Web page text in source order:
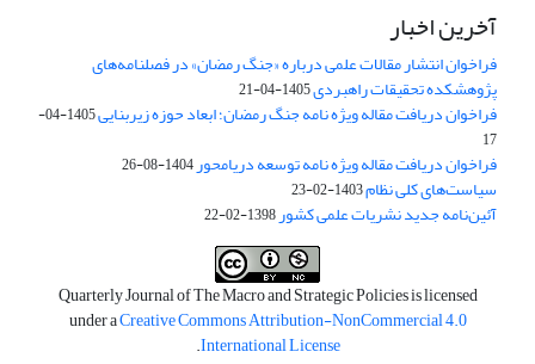
آخرین اخبار
فراخوان انتشار مقالات علمی درباره «جنگ رمضان» در فصلنامه‌های
پژوهشکده تحقیقات راهبردی1405-04-21
فراخوان دریافت مقاله ویژه نامه جنگ رمضان؛ ابعاد حوزه زیربنایی
1405-04-
17
فراخوان دریافت مقاله ویژه نامه توسعه دریامحور1404-08-26
سیاست‌های کلی نظام1403-02-23
آئین‌نامه جدید نشریات علمی کشور1398-02-22
Quarterly Journal of The Macro and Strategic Policies is licensed
under aCreative Commons Attribution-NonCommercial 4.0
International License
.